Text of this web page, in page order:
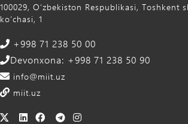
100029, Oʻzbekiston Respublikasi, Toshkent
ko‘chasi, 1
+998 71 238 50 00
Devonxona: +998 71 238 50 90
info@miit.uz
miit.uz